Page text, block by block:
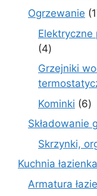
Ogrzewanie
Elektryczne
44
produkty
Grzejniki
Kominki 66
Składowanie
Skrzynki,
Kuchnia
Armatura